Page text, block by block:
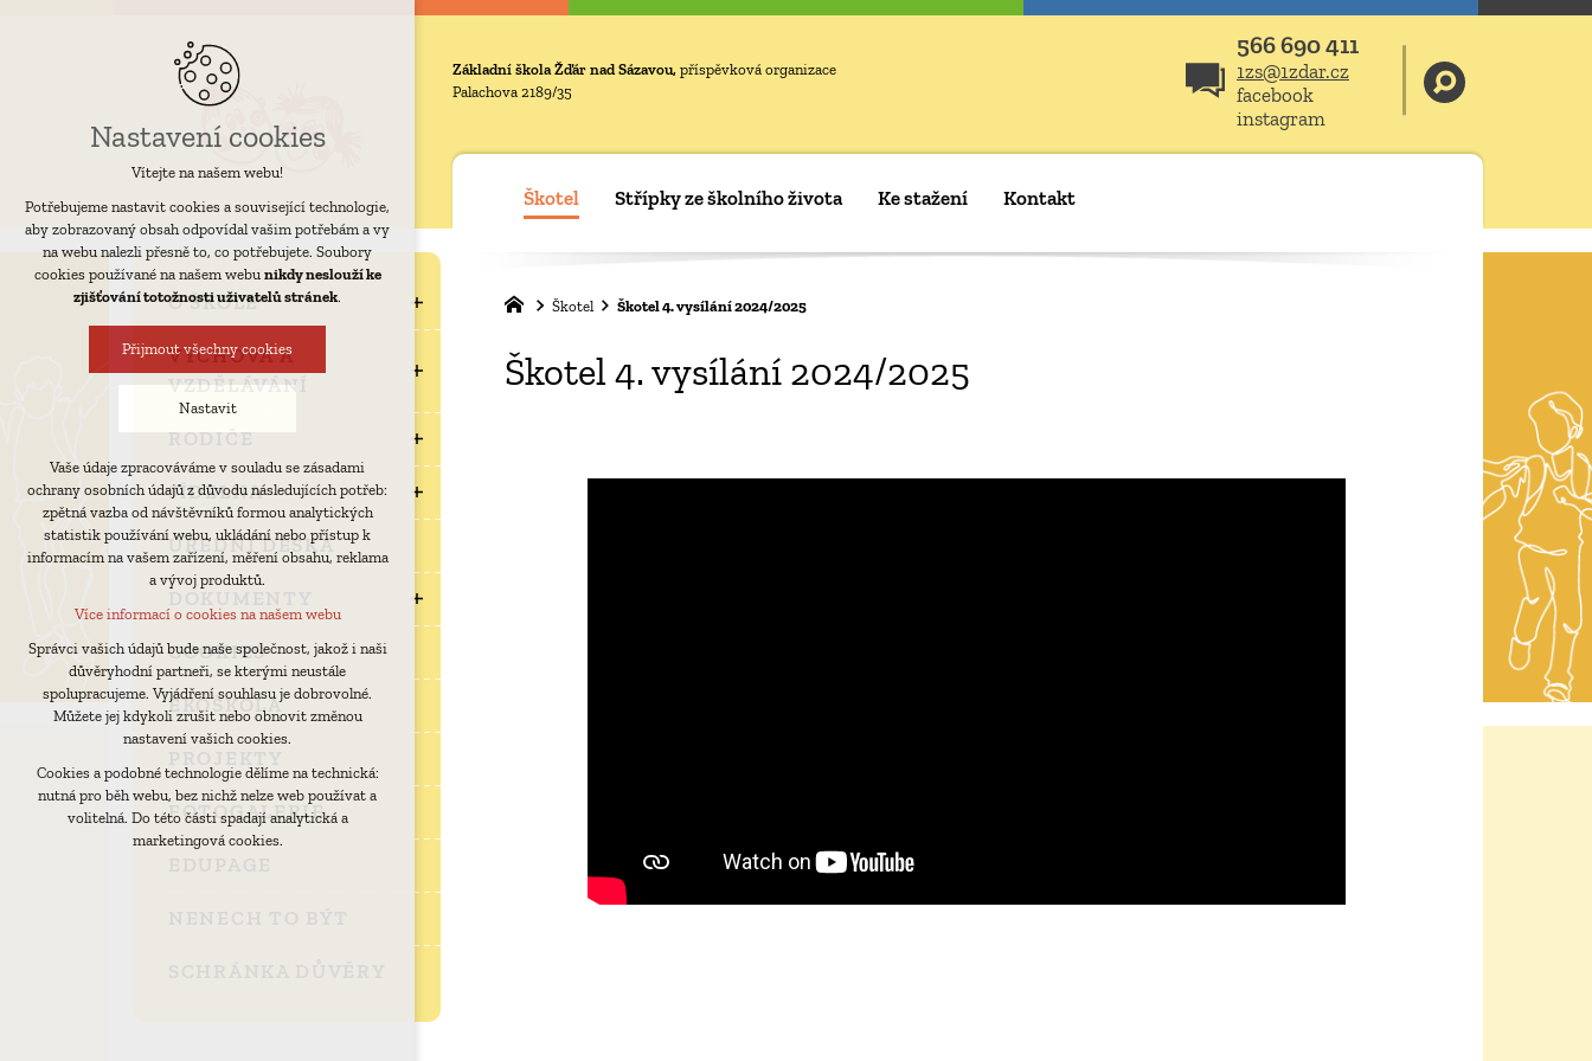
Základní škola Žďár nad Sázavou, příspěvková organizace
Palachova 2189/35
566 690 411
1zs@1zdar.cz
facebook
instagram
Škotel Střípky ze školního života Ke stažení Kontakt
O ŠKOLE
VÝCHOVA A
VZDĚLÁVÁNÍ
RODIČE
JÍDELNA
ÚŘEDNÍ DESKA
COOKIES
EKOŠKOLA
FOTOGALERIE
Škotel Škotel 4. vysílání 2024/2025
Škotel 4. vysílání 2024/2025
Nastavení cookies
Vítejte na našem webu!
Potřebujeme nastavit cookies a související technologie,
aby zobrazovaný obsah odpovídal vašim potřebám a vy
na webu nalezli přesně to, co potřebujete. Soubory
cookies používané na našem webu nikdy neslouží ke
zjišťování totožnosti uživatelů stránek.
Přijmout všechny cookies
Nastavit
Technická cookies
nutná pro provozování webu
udržení kontextu stránek (session): případná
přihlášení, volby jazyka, apod.
analytická pro anonymizované vyhodnocení
návštěvnosti
marketingová cookies (Google)
Více informací o cookies na našem webu
Přijmout všechny cookies
Odmítnout vše
Vaše údaje zpracováváme v souladu se zásadami
ochrany osobních údajů z důvodu následujících potřeb:
zpětná vazba od návštěvníků formou analytických
statistik používání webu, ukládání nebo přístup k
informacím na vašem zařízení, měření obsahu, reklama
a vývoj produktů.
Více informací o cookies na našem webu
Správci vašich údajů bude naše společnost, jakož i naši
důvěryhodní partneři, se kterými neustále
spolupracujeme. Vyjádření souhlasu je dobrovolné.
Můžete jej kdykoli zrušit nebo obnovit změnou
nastavení vašich cookies.
Cookies a podobné technologie dělíme na technická:
nutná pro běh webu, bez nichž nelze web používat a
volitelná. Do této části spadají analytická a
marketingová cookies.